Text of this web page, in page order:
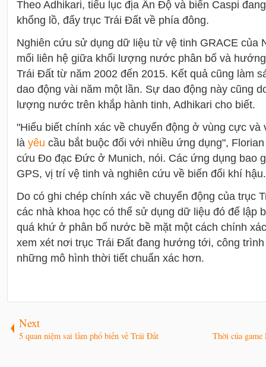
Theo Adhikari, tiểu lục địa Ấn Độ và biển Caspi
khổng lồ, đẩy trục Trái Đất về phía đông.
Nghiên cứu sử dụng dữ liệu từ vệ tinh GRACE của
mối liên hệ giữa khối lượng nước phân bố và
Trái Đất từ năm 2002 đến 2015. Kết quả cũng làm
dao động vài năm một lần. Sự dao động này cũng
lượng nước trên khắp hành tinh, Adhikari cho biết.
"Hiểu biết chính xác về chuyển động ở vùng cực và
là yêu cầu bắt buộc đối với nhiều ứng dụng",
cứu Đo đạc Đức ở Munich, nói. Các ứng dụng bao
GPS, vị trí vệ tinh và nghiên cứu về biến đổi khí hậu.
Do có ghi chép chính xác về chuyển động của trục
các nhà khoa học có thể sử dụng dữ liệu đó để lập
quá khứ ở phân bố nước bề mặt một cách chính
xem xét nơi trục Trái Đất đang hướng tới, công
những mô hình thời tiết chuẩn xác hơn.
Next
5 quan niệm sai lầm phổ biến về Trái Đất Thời của